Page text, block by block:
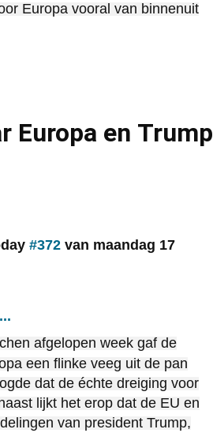
Europa vooral van binnenuit
Europa en Trump
#372 van maandag 17
afgelopen week gaf de
een flinke veeg uit de pan
dat de échte dreiging voor
lijkt het erop dat de EU en
van president Trump,